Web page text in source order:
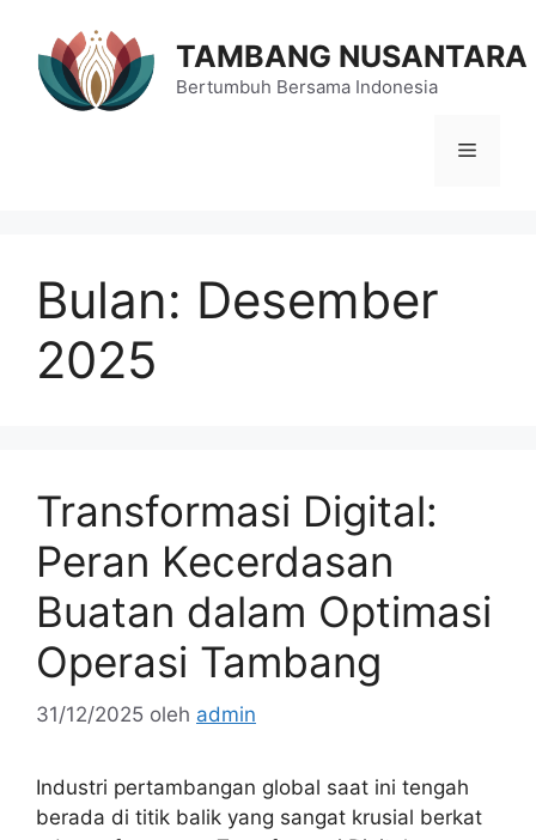
TAMBANG NUSANTARA
Bertumbuh Bersama Indonesia
Menu
Bulan: Desember
2025
Transformasi Digital:
Peran Kecerdasan
Buatan dalam Optimasi
Operasi Tambang
31/12/2025 oleh admin
Industri pertambangan global saat ini tengah
berada di titik balik yang sangat krusial berkat